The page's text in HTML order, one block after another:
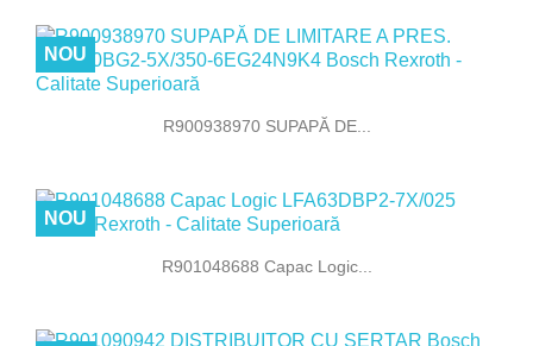
R900938970 SUPAPĂ DE...
NOU
R901048688 Capac Logic...
NOU